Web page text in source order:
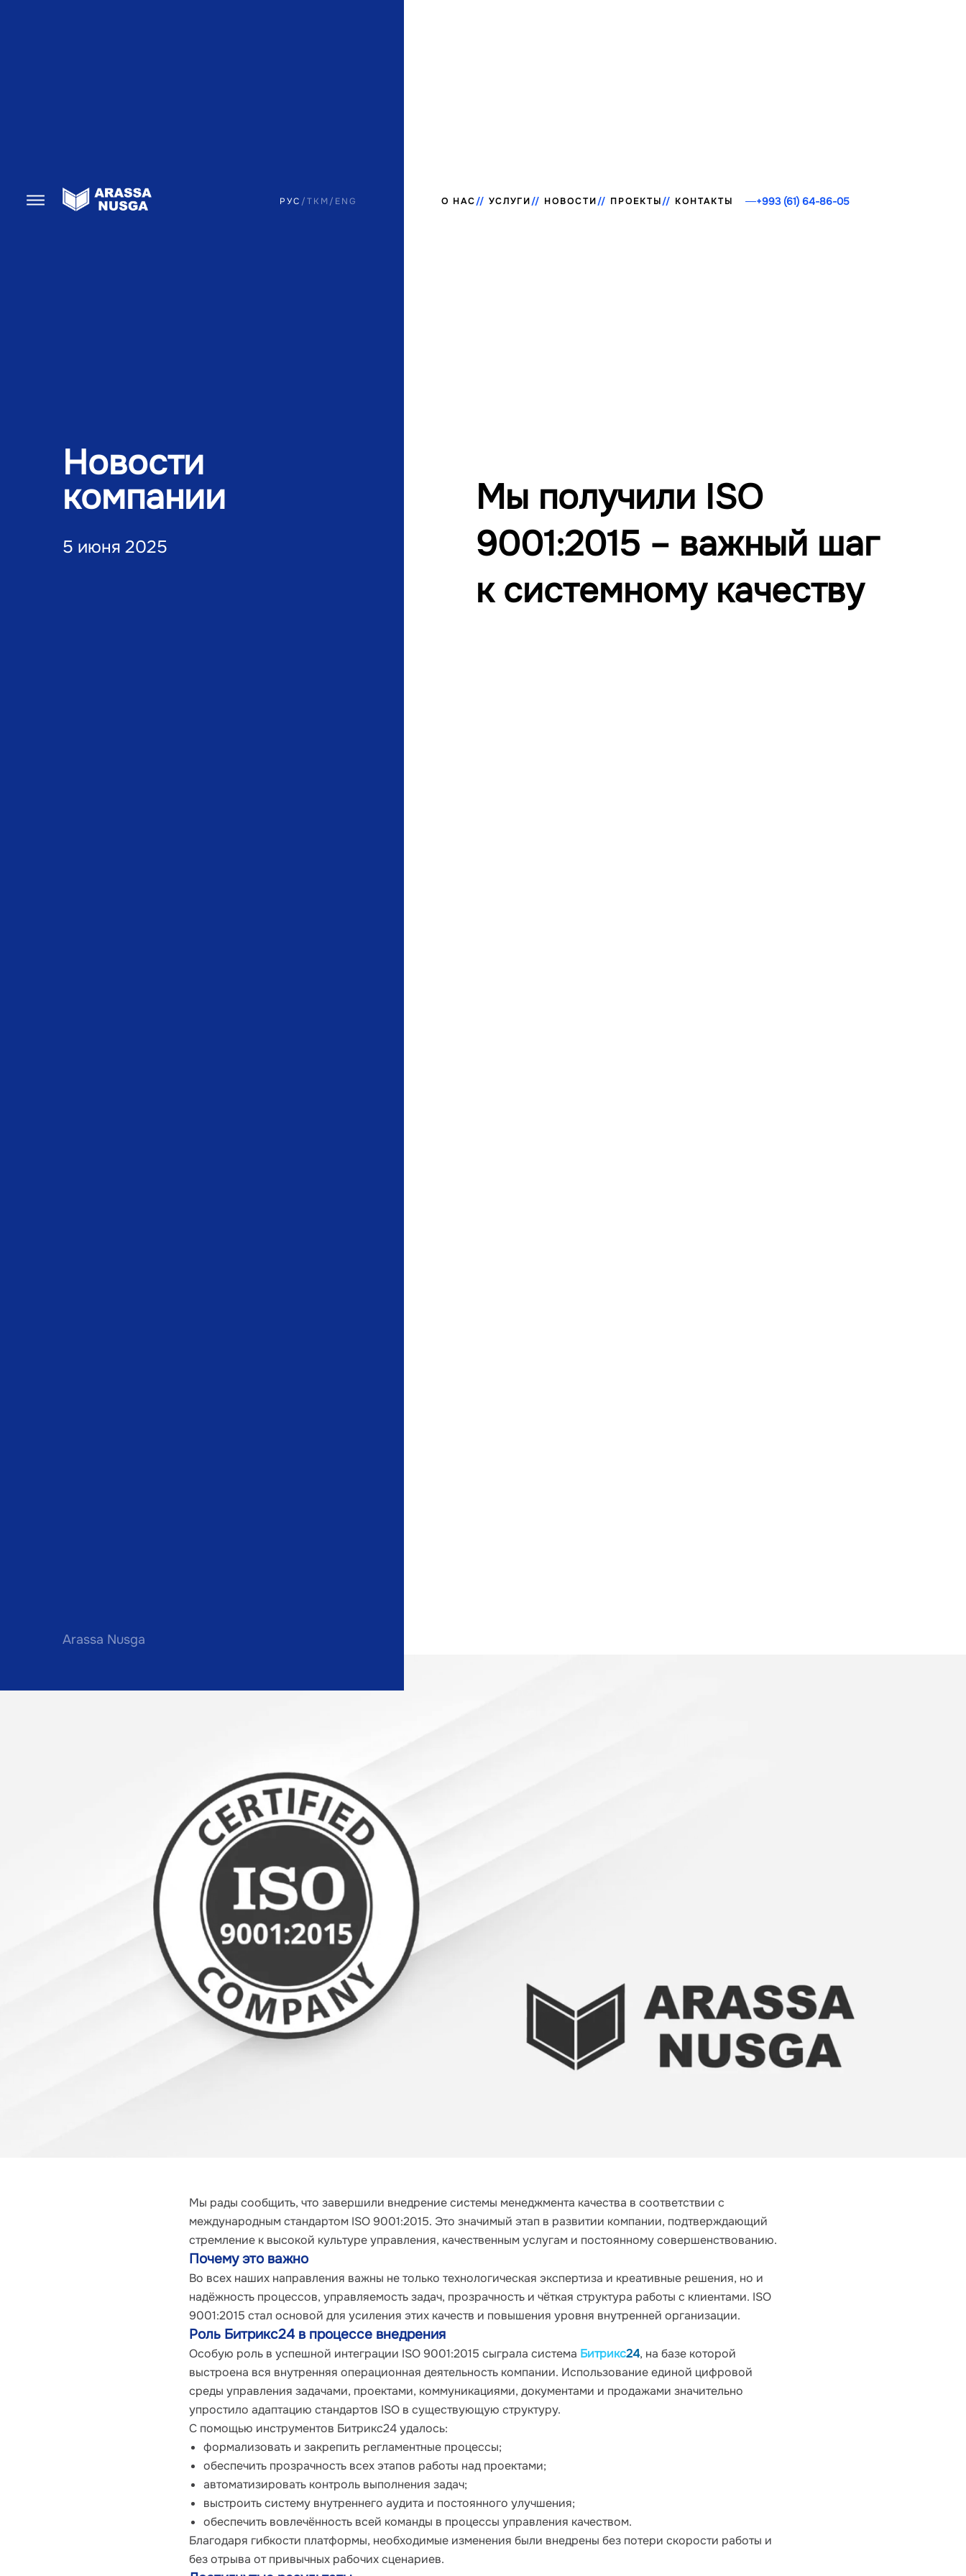
РУС /TKM/ ENG О НАС УСЛУГИ НОВОСТИ ПРОЕКТЫ КОНТАКТЫ +993 (61) 64-86-05
Новости
компании
5 июня 2025
Arassa Nusga
Мы получили ISO
9001:2015 – важный шаг
к системному качеству
Мы рады сообщить, что завершили внедрение системы менеджмента качества в соответствии с
международным стандартом ISO 9001:2015. Это значимый этап в развитии компании, подтверждающий
стремление к высокой культуре управления, качественным услугам и постоянному совершенствованию.
Почему это важно
Во всех наших направления важны не только технологическая экспертиза и креативные решения, но и
надёжность процессов, управляемость задач, прозрачность и чёткая структура работы с клиентами. ISO
9001:2015 стал основой для усиления этих качеств и повышения уровня внутренней организации.
Роль Битрикс24 в процессе внедрения
Особую роль в успешной интеграции ISO 9001:2015 сыграла система Битрикс24, на базе которой
выстроена вся внутренняя операционная деятельность компании. Использование единой цифровой
среды управления задачами, проектами, коммуникациями, документами и продажами значительно
упростило адаптацию стандартов ISO в существующую структуру.
С помощью инструментов Битрикс24 удалось:
формализовать и закрепить регламентные процессы;
обеспечить прозрачность всех этапов работы над проектами;
автоматизировать контроль выполнения задач;
выстроить систему внутреннего аудита и постоянного улучшения;
обеспечить вовлечённость всей команды в процессы управления качеством.
Благодаря гибкости платформы, необходимые изменения были внедрены без потери скорости работы и
без отрыва от привычных рабочих сценариев.